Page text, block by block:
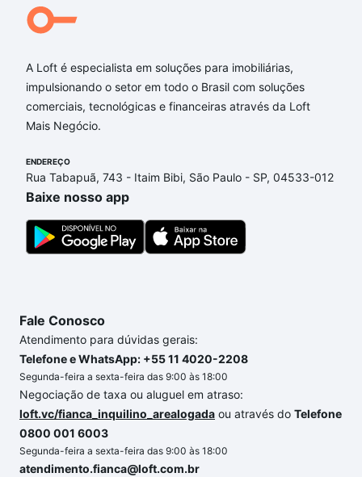
A Loft é especialista em soluções para imobiliárias,
impulsionando o setor em todo o Brasil com soluções
comerciais, tecnológicas e financeiras através da Loft
Mais Negócio.
ENDEREÇO
Rua Tabapuã, 743 - Itaim Bibi, São Paulo - SP, 04533-012
Baixe nosso app
Fale Conosco
Atendimento para dúvidas gerais:
Telefone e WhatsApp: +55 11 4020-2208
Segunda-feira a sexta-feira das 9:00 às 18:00
Negociação de taxa ou aluguel em atraso:
loft.vc/fianca_inquilino_arealogada ou através do Telefone
0800 001 6003
Segunda-feira a sexta-feira das 9:00 às 18:00
atendimento.fianca@loft.com.br